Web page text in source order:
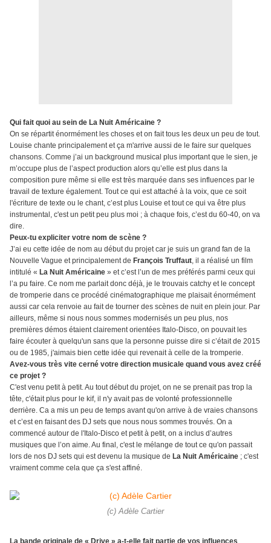
Qui fait quoi au sein de La Nuit Américaine ?
On se répartit énormément les choses et on fait tous les deux un peu de tout.
Louise chante principalement et ça m'arrive aussi de le faire sur quelques
chansons. Comme j’ai un background musical plus important que le sien, je
m’occupe plus de l’aspect production alors qu’elle est plus dans la
composition pure même si elle est très marquée dans ses influences par le
travail de texture également. Tout ce qui est attaché à la voix, que ce soit
l'écriture de texte ou le chant, c’est plus Louise et tout ce qui va être plus
instrumental, c'est un petit peu plus moi ; à chaque fois, c’est du 60-40, on va
dire.
Peux-tu expliciter votre nom de scène ?
J’ai eu cette idée de nom au début du projet car je suis un grand fan de la
Nouvelle Vague et principalement de François Truffaut, il a réalisé un film
intitulé « La Nuit Américaine » et c’est l’un de mes préférés parmi ceux qui
l’a pu faire. Ce nom me parlait donc déjà, je le trouvais catchy et le concept
de tromperie dans ce procédé cinématographique me plaisait énormément
aussi car cela renvoie au fait de tourner des scènes de nuit en plein jour. Par
ailleurs, même si nous nous sommes modernisés un peu plus, nos
premières démos étaient clairement orientées Italo-Disco, on pouvait les
faire écouter à quelqu'un sans que la personne puisse dire si c’était de 2015
ou de 1985, j'aimais bien cette idée qui revenait à celle de la tromperie.
Avez-vous très vite cerné votre direction musicale quand vous avez créé
ce projet ?
C'est venu petit à petit. Au tout début du projet, on ne se prenait pas trop la
tête, c'était plus pour le kif, il n'y avait pas de volonté professionnelle
derrière. Ca a mis un peu de temps avant qu'on arrive à de vraies chansons
et c’est en faisant des DJ sets que nous nous sommes trouvés. On a
commencé autour de l'Italo-Disco et petit à petit, on a inclus d’autres
musiques que l’on aime. Au final, c'est le mélange de tout ce qu'on passait
lors de nos DJ sets qui est devenu la musique de La Nuit Américaine ; c'est
vraiment comme cela que ça s'est affiné.
(c) Adèle Cartier
La bande originale de « Drive » a-t-elle fait partie de vos influences